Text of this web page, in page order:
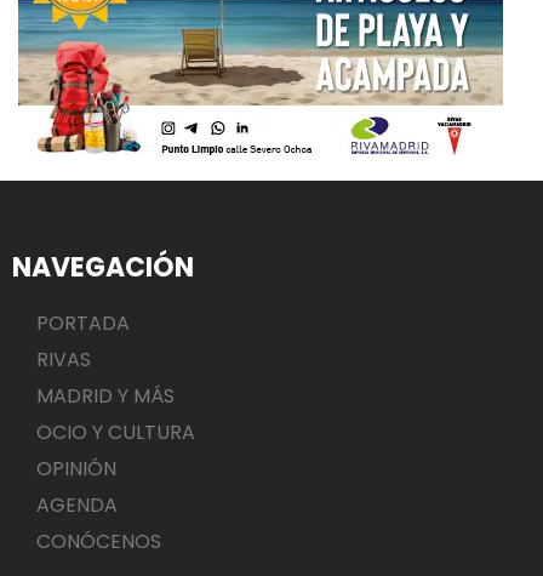
NAVEGACIÓN
PORTADA
RIVAS
MADRID Y MÁS
OCIO Y CULTURA
OPINIÓN
AGENDA
CONÓCENOS